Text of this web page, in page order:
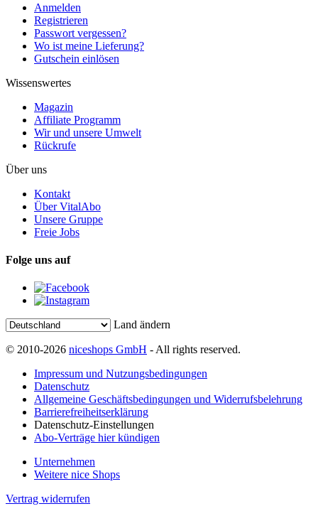
Anmelden
Registrieren
Passwort vergessen?
Wo ist meine Lieferung?
Gutschein einlösen
Wissenswertes
Magazin
Affiliate Programm
Wir und unsere Umwelt
Rückrufe
Über uns
Kontakt
Über VitalAbo
Unsere Gruppe
Freie Jobs
Folge uns auf
Land ändern
© 2010-2026 niceshops GmbH - All rights reserved.
Impressum und Nutzungsbedingungen
Datenschutz
Allgemeine Geschäftsbedingungen und Widerrufsbelehrung
Barrierefreiheitserklärung
Datenschutz-Einstellungen
Abo-Verträge hier kündigen
Unternehmen
Weitere nice Shops
Vertrag widerrufen